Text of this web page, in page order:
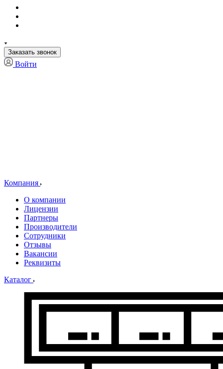
Заказать звонок
Войти
Компания
О компании
Лицензии
Партнеры
Производители
Сотрудники
Отзывы
Вакансии
Реквизиты
Каталог